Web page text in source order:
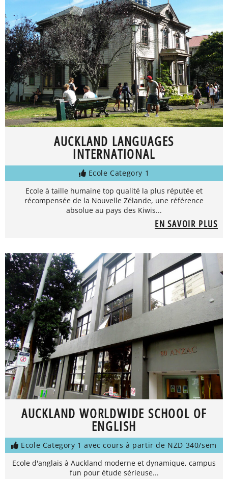
AUCKLAND LANGUAGES
INTERNATIONAL
Ecole Category 1
Ecole à taille humaine top qualité la plus réputée et
récompensée de la Nouvelle Zélande, une référence
absolue au pays des Kiwis...
EN SAVOIR PLUS
AUCKLAND WORLDWIDE SCHOOL OF
ENGLISH
Ecole Category 1 avec cours à partir de NZD 340/sem
Ecole d'anglais à Auckland moderne et dynamique, campus
fun pour étude sérieuse...